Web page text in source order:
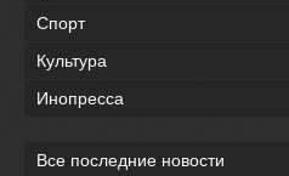
Спорт
Культура
Инопресса
Все последние новости